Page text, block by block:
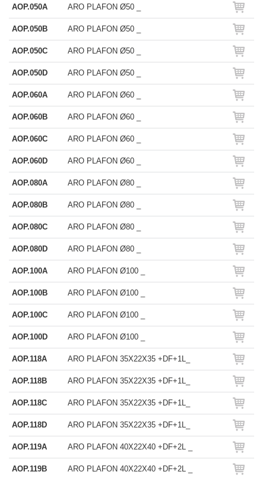
AOP.050A ARO PLAFON Ø50 _
AOP.050B ARO PLAFON Ø50 _
AOP.050C ARO PLAFON Ø50 _
AOP.050D ARO PLAFON Ø50 _
AOP.060A ARO PLAFON Ø60 _
AOP.060B ARO PLAFON Ø60 _
AOP.060C ARO PLAFON Ø60 _
AOP.060D ARO PLAFON Ø60 _
AOP.080A ARO PLAFON Ø80 _
AOP.080B ARO PLAFON Ø80 _
AOP.080C ARO PLAFON Ø80 _
AOP.080D ARO PLAFON Ø80 _
AOP.100A ARO PLAFON Ø100 _
AOP.100B ARO PLAFON Ø100 _
AOP.100C ARO PLAFON Ø100 _
AOP.100D ARO PLAFON Ø100 _
AOP.118A ARO PLAFON 35X22X35 +DF+1L_
AOP.118B ARO PLAFON 35X22X35 +DF+1L_
AOP.118C ARO PLAFON 35X22X35 +DF+1L_
AOP.118D ARO PLAFON 35X22X35 +DF+1L_
AOP.119A ARO PLAFON 40X22X40 +DF+2L _
AOP.119B ARO PLAFON 40X22X40 +DF+2L _